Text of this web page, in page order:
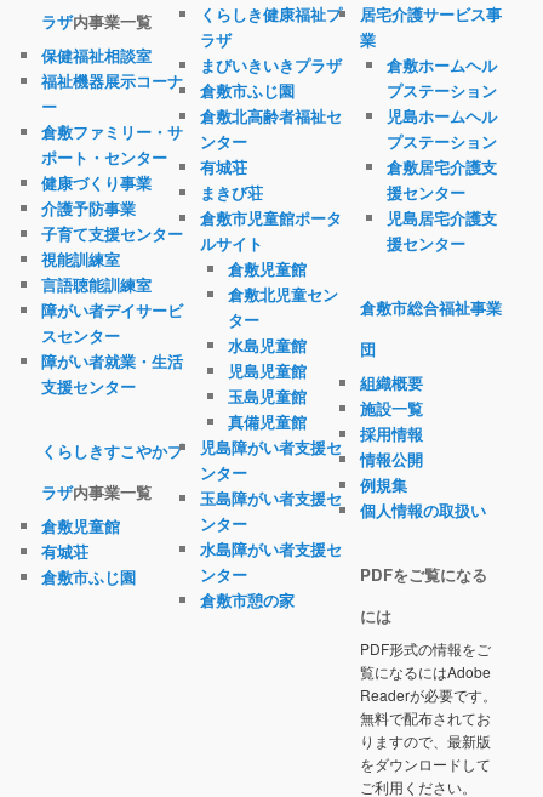
ラザ内事業一覧
保健福祉相談室
福祉機器展示コーナ
ー
倉敷ファミリー・サ
ポート・センター
健康づくり事業
介護予防事業
子育て支援センター
視能訓練室
言語聴能訓練室
障がい者デイサービ
スセンター
障がい者就業・生活
支援センター
くらしきすこやかプ
ラザ内事業一覧
倉敷児童館
有城荘
倉敷市ふじ園
くらしき健康福祉プ
ラザ
まびいきいきプラザ
倉敷市ふじ園
倉敷北高齢者福祉セ
ンター
有城荘
まきび荘
倉敷市児童館ポータ
ルサイト
倉敷児童館
倉敷北児童セン
ター
水島児童館
児島児童館
玉島児童館
真備児童館
児島障がい者支援セ
ンター
玉島障がい者支援セ
ンター
水島障がい者支援セ
ンター
倉敷市憩の家
居宅介護サービス事
業
倉敷ホームヘル
プステーション
児島ホームヘル
プステーション
倉敷居宅介護支
援センター
児島居宅介護支
援センター
倉敷市総合福祉事業
団
組織概要
施設一覧
採用情報
情報公開
例規集
個人情報の取扱い
PDFをご覧になる
には
PDF形式の情報をご
覧になるにはAdobe
Readerが必要です。
無料で配布されてお
りますので、最新版
をダウンロードして
ご利用ください。